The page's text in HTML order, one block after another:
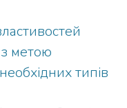
з основами
здоров’я та
охорони
середовища
та охорона
з метою
типів